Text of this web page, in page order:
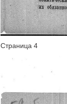
Страница 4